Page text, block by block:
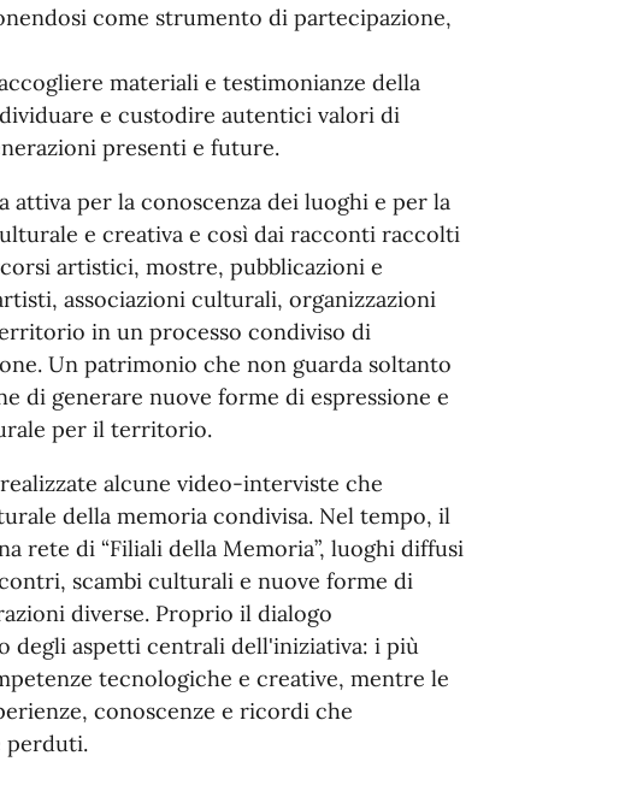
come strumento di partecipazione,
materiali e testimonianze della
e custodire autentici valori di
presenti e future.
attiva per la conoscenza dei luoghi e per la
e creativa e così dai racconti raccolti
artistici, mostre, pubblicazioni e
associazioni culturali, organizzazioni
in un processo condiviso di
Un patrimonio che non guarda soltanto
di generare nuove forme di espressione e
per il territorio.
alcune video-interviste che
della memoria condivisa. Nel tempo, il
rete di “Filiali della Memoria”, luoghi diffusi
scambi culturali e nuove forme di
diverse. Proprio il dialogo
degli aspetti centrali dell'iniziativa: i più
tecnologiche e creative, mentre le
conoscenze e ricordi che
perduti.